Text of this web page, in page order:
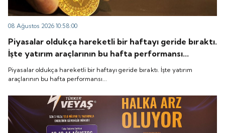
08 Ağustos 2026 10:58:00
Piyasalar oldukça hareketli bir haftayı geride bıraktı.
İşte yatırım araçlarının bu hafta performansı...
Piyasalar oldukça hareketli bir haftayı geride bıraktı. İşte yatırım
araçlarının bu hafta performansı...